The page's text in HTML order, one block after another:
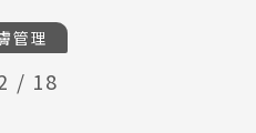
管理
/ 18